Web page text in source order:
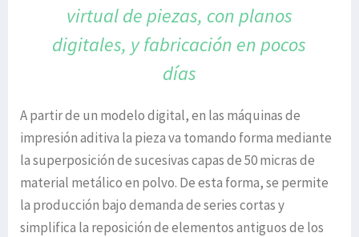
virtual de piezas, con planos
digitales, y fabricación en pocos
días
A partir de un modelo digital, en las máquinas de
impresión aditiva la pieza va tomando forma mediante
la superposición de sucesivas capas de 50 micras de
material metálico en polvo. De esta forma, se permite
la producción bajo demanda de series cortas y
simplifica la reposición de elementos antiguos de los